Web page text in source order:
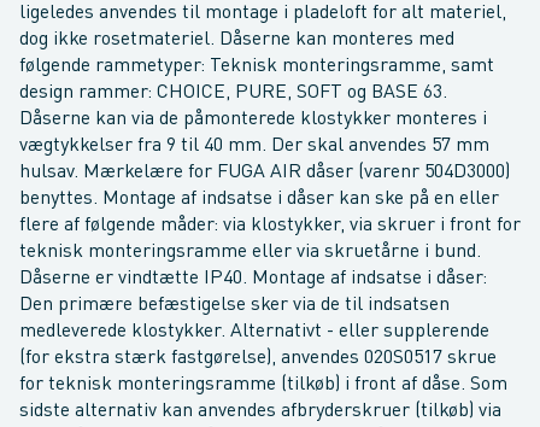
ligeledes anvendes til montage i pladeloft for alt materiel,
dog ikke rosetmateriel. Dåserne kan monteres med
følgende rammetyper: Teknisk monteringsramme, samt
design rammer: CHOICE, PURE, SOFT og BASE 63.
Dåserne kan via de påmonterede klostykker monteres i
vægtykkelser fra 9 til 40 mm. Der skal anvendes 57 mm
hulsav. Mærkelære for FUGA AIR dåser (varenr 504D3000)
benyttes. Montage af indsatse i dåser kan ske på en eller
flere af følgende måder: via klostykker, via skruer i front for
teknisk monteringsramme eller via skruetårne i bund.
Dåserne er vindtætte IP40. Montage af indsatse i dåser:
Den primære befæstigelse sker via de til indsatsen
medleverede klostykker. Alternativt - eller supplerende
(for ekstra stærk fastgørelse), anvendes 020S0517 skrue
for teknisk monteringsramme (tilkøb) i front af dåse. Som
sidste alternativ kan anvendes afbryderskruer (tilkøb) via